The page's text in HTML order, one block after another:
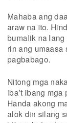
Mahaba ang
araw na ito.
bumalik na
rin ang umaasa
pagbabago.
Nitong mga
iba’t ibang
Handa akong
alok din silang